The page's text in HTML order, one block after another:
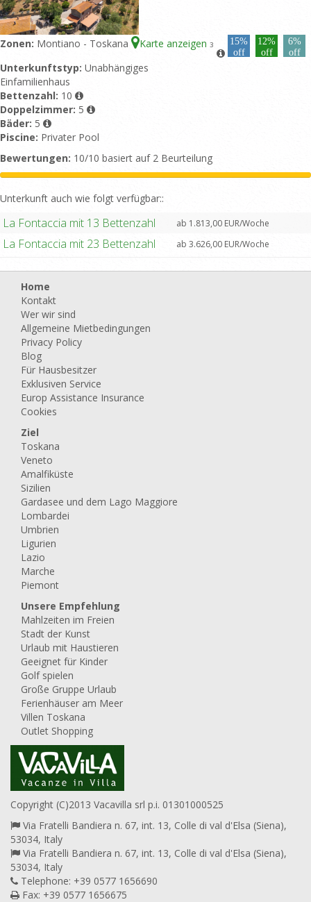
Zonen: Montiano - Toskana Karte anzeigen 3
15%
off
12%
off
6%
off
Unterkunftstyp: Unabhängiges
Einfamilienhaus
Bettenzahl: 10
Doppelzimmer: 5
Bäder: 5
Piscine: Privater Pool
Bewertungen: 10/10 basiert auf 2 Beurteilung
Unterkunft auch wie folgt verfügbar::
La Fontaccia mit 13 Bettenzahl ab 1.813,00 EUR/Woche
La Fontaccia mit 23 Bettenzahl ab 3.626,00 EUR/Woche
Home
Kontakt
Wer wir sind
Allgemeine Mietbedingungen
Privacy Policy
Blog
Für Hausbesitzer
Exklusiven Service
Europ Assistance Insurance
Cookies
Ziel
Toskana
Veneto
Amalfiküste
Sizilien
Gardasee und dem Lago Maggiore
Lombardei
Umbrien
Ligurien
Lazio
Marche
Piemont
Unsere Empfehlung
Mahlzeiten im Freien
Stadt der Kunst
Urlaub mit Haustieren
Geeignet für Kinder
Golf spielen
Große Gruppe Urlaub
Ferienhäuser am Meer
Villen Toskana
Outlet Shopping
Copyright (C)2013 Vacavilla srl p.i. 01301000525
Via Fratelli Bandiera n. 67, int. 13, Colle di val d'Elsa (Siena),
53034, Italy
Via Fratelli Bandiera n. 67, int. 13, Colle di val d'Elsa (Siena),
53034, Italy
Telephone: +39 0577 1656690
Fax: +39 0577 1656675